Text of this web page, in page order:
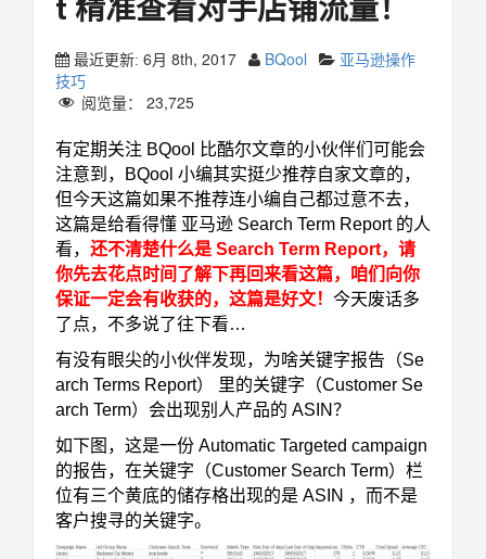
t 精准查看对手店铺流量！
最近更新: 6月 8th, 2017 BQool
亚马逊操作
技巧
阅览量： 23,725
有定期关注 BQool 比酷尔文章的小伙伴们可能会
注意到，BQool 小编其实挺少推荐自家文章的，
但今天这篇如果不推荐连小编自己都过意不去，
这篇是给看得懂 亚马逊 Search Term Report 的人
看， 还不清楚什么是 Search Term Report，请
你先去花点时间了解下再回来看这篇，咱们向你
保证一定会有收获的，这篇是好文！ 今天废话多
了点，不多说了往下看…
有没有眼尖的小伙伴发现，为啥关键字报告（Se
arch Terms Report） 里的关键字（Customer Se
arch Term）会出现别人产品的 ASIN？
如下图，这是一份 Automatic Targeted campaign
的报告，在关键字（Customer Search Term）栏
位有三个黄底的储存格出现的是 ASIN ，而不是
客户搜寻的关键字。